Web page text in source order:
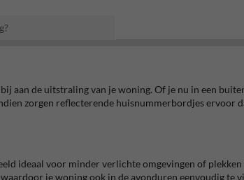
aan de uitstraling van je woning. Of je nu in een
zorgen reflecterende huisnummerbordjes
ideaal voor minder verlichte omgevingen of
je woning ook in de avonduren eenvoudig